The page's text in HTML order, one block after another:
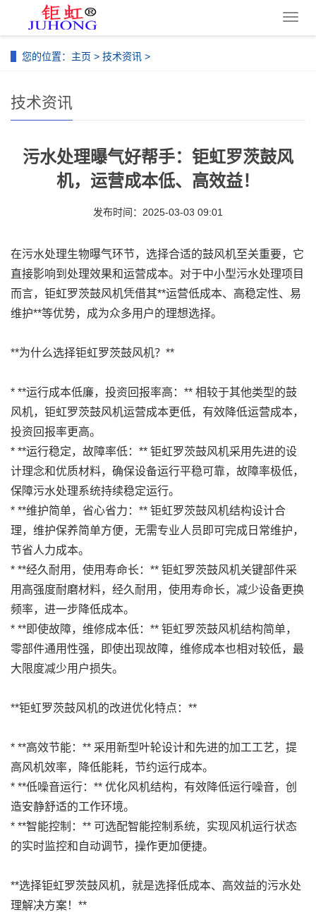
导
您的位置： 主页 > 技术资讯 >
技术资讯
污水处理曝气好帮手：钜虹罗茨鼓风
机，运营成本低、高效益！
发布时间：2025-03-03 09:01
在污水处理生物曝气环节，选择合适的鼓风机至关重要，它
直接影响到处理效果和运营成本。对于中小型污水处理项目
而言，钜虹罗茨鼓风机凭借其**运营低成本、高稳定性、易
维护**等优势，成为众多用户的理想选择。
**为什么选择钜虹罗茨鼓风机？**
* **运行成本低廉，投资回报率高：** 相较于其他类型的鼓
风机，钜虹罗茨鼓风机运营成本更低，有效降低运营成本，
投资回报率更高。
* **运行稳定，故障率低：** 钜虹罗茨鼓风机采用先进的设
计理念和优质材料，确保设备运行平稳可靠，故障率极低，
保障污水处理系统持续稳定运行。
* **维护简单，省心省力：** 钜虹罗茨鼓风机结构设计合
理，维护保养简单方便，无需专业人员即可完成日常维护，
节省人力成本。
* **经久耐用，使用寿命长：** 钜虹罗茨鼓风机关键部件采
用高强度耐磨材料，经久耐用，使用寿命长，减少设备更换
频率，进一步降低成本。
* **即使故障，维修成本低：** 钜虹罗茨鼓风机结构简单，
零部件通用性强，即使出现故障，维修成本也相对较低，最
大限度减少用户损失。
**钜虹罗茨鼓风机的改进优化特点：**
* **高效节能：** 采用新型叶轮设计和先进的加工工艺，提
高风机效率，降低能耗，节约运行成本。
* **低噪音运行：** 优化风机结构，有效降低运行噪音，创
造安静舒适的工作环境。
* **智能控制：** 可选配智能控制系统，实现风机运行状态
的实时监控和自动调节，操作更加便捷。
**选择钜虹罗茨鼓风机，就是选择低成本、高效益的污水处
理解决方案！**